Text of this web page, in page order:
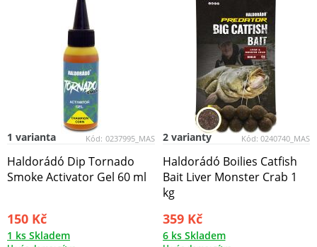
Kód: 0237995_MAS
1 varianta
Haldorádó Dip Tornado
Smoke Activator Gel 60 ml
150 Kč
1 ks Skladem
Kód: 0240740_MAS
2 varianty
Haldorádó Boilies Catfish
Bait Liver Monster Crab 1
kg
359 Kč
6 ks Skladem